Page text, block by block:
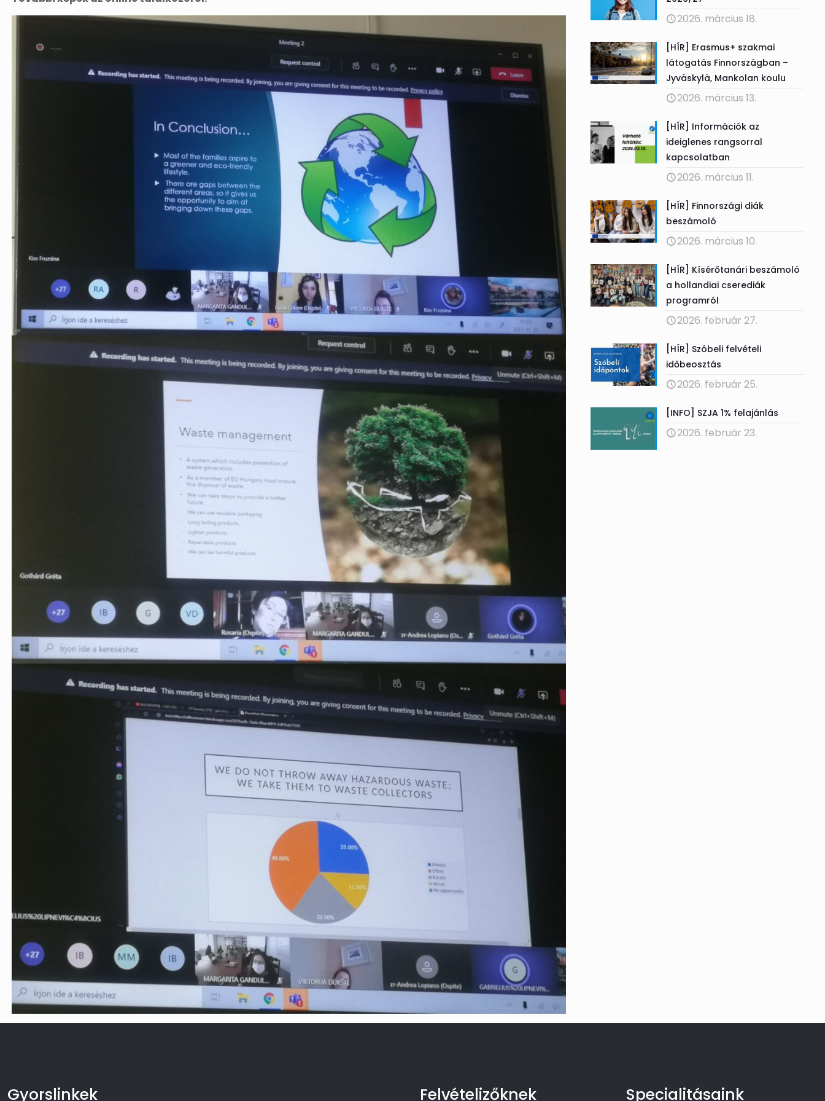
2026. március 18.
[HÍR] Erasmus+ szakmai
látogatás Finnországban –
Jyväskylä, Mankolan koulu
2026. március 13.
[HÍR] Információk az
ideiglenes rangsorral
kapcsolatban
2026. március 11.
[HÍR] Finnországi diák
beszámoló
2026. március 10.
[HÍR] Kísérőtanári beszámoló
a hollandiai cserediák
programról
2026. február 27.
[HÍR] Szóbeli felvételi
időbeosztás
2026. február 25.
[INFO] SZJA 1% felajánlás
2026. február 23.
Gyorslinkek Felvételizőknek Specialitásaink